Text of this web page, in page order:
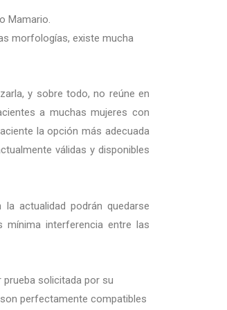
Mamario.
morfologías, existe mucha
y sobre todo, no reúne en
a muchas mujeres con
la opción más adecuada
válidas y disponibles
actualidad podrán quedarse
mínima interferencia entre las
solicitada por su
perfectamente compatibles